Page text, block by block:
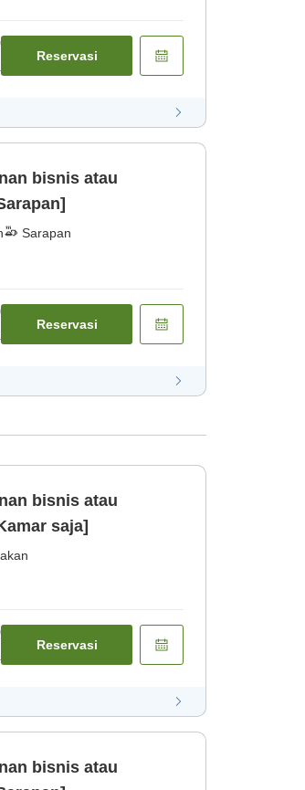
Reservasi
bisnis atau
[Sarapan]
Sarapan
Reservasi
bisnis atau
[Kamar saja]
Reservasi
bisnis atau